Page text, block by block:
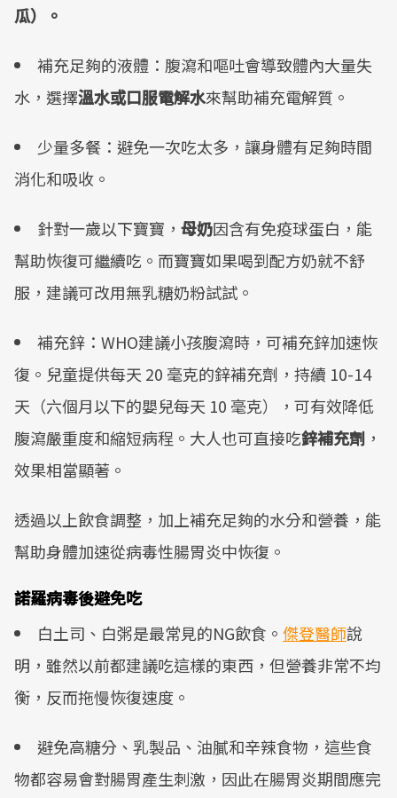
瓜）。
補充足夠的液體：腹瀉和嘔吐會導致體內大量失
水，選擇溫水或口服電解水來幫助補充電解質。
少量多餐：避免一次吃太多，讓身體有足夠時間
消化和吸收。
針對一歲以下寶寶， 母奶因含有免疫球蛋白，能
幫助恢復可繼續吃。而寶寶如果喝到配方奶就不舒
服，建議可改用無乳糖奶粉試試。
補充鋅：WHO建議小孩腹瀉時，可補充鋅加速恢
復。兒童提供每天 20 毫克的鋅補充劑，持續 10-14
天（六個月以下的嬰兒每天 10 毫克），可有效降低
腹瀉嚴重度和縮短病程。大人也可直接吃鋅補充劑 ，
效果相當顯著。
​透過以上飲食調整，加上補充足夠的水分和營養，能
幫助身體加速從病毒性腸胃炎中恢復。
諾羅病毒後避免吃
白土司、白粥是最常見的NG飲食。 傑登醫師說
明，雖然以前都建議吃這樣的東西，但營養非常不均
衡，反而拖慢恢復速度。
避免高糖分、乳製品、油膩和辛辣食物，這些食
物都容易會對腸胃產生刺激，因此在腸胃炎期間應完